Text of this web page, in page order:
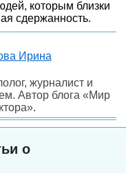
которым близки
сдержанность.
Ирина
журналист и
Автор блога «Мир
о